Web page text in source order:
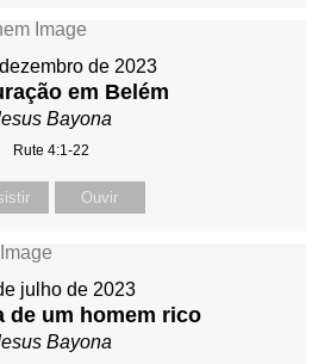
de 2023
em Belém
Bayona
Rute 4:1-22
Ouvir
julho de 2023
de um homem rico
Bayona